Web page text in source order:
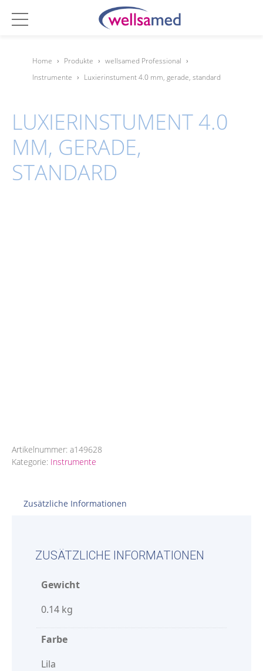
Home › Produkte › wellsamed Professional ›
Instrumente › Luxierinstument 4.0 mm, gerade, standard
LUXIERINSTUMENT 4.0
MM, GERADE,
STANDARD
Artikelnummer: a149628
Kategorie: Instrumente
Zusätzliche Informationen
ZUSÄTZLICHE INFORMATIONEN
Gewicht
0.14 kg
Farbe
Lila